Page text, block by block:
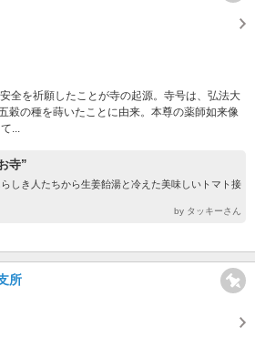
全を祈願したことが寺の起源。寺号は、弘法大
穀の種を蒔いたことに由来。本尊の薬師如来像
...
寺”
しき人たちから生姜飴湯と冷えた美味しいトマト接
by タッキーさん
所